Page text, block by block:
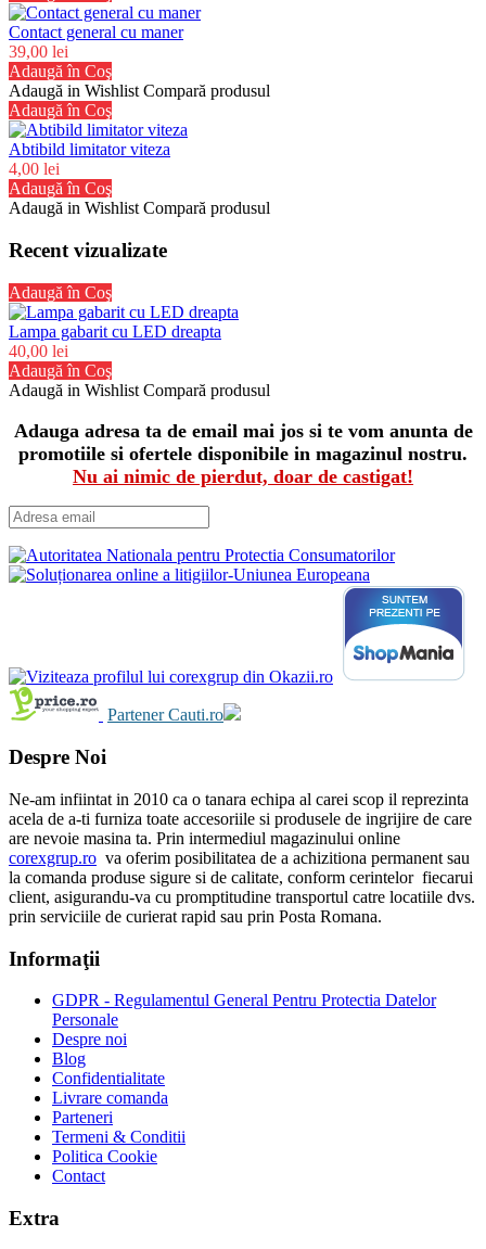
Contact general cu maner
39,00 lei
Adaugă în Coş
Adaugă in Wishlist Compară produsul
Adaugă în Coş
Abtibild limitator viteza
4,00 lei
Adaugă în Coş
Adaugă in Wishlist Compară produsul
Recent vizualizate
Adaugă în Coş
Lampa gabarit cu LED dreapta
40,00 lei
Adaugă în Coş
Adaugă in Wishlist Compară produsul
Adauga adresa ta de email mai jos si te vom anunta de
promotiile si ofertele disponibile in magazinul nostru.
Nu ai nimic de pierdut, doar de castigat!
Partener Cauti.ro
Despre Noi
Ne-am infiintat in 2010 ca o tanara echipa al carei scop il reprezinta
acela de a-ti furniza toate accesoriile si produsele de ingrijire de care
are nevoie masina ta. Prin intermediul magazinului online
corexgrup.ro va oferim posibilitatea de a achizitiona permanent sau
la comanda produse sigure si de calitate, conform cerintelor fiecarui
client, asigurandu-va cu promptitudine transportul catre locatiile dvs.
prin serviciile de curierat rapid sau prin Posta Romana.
Informaţii
GDPR - Regulamentul General Pentru Protectia Datelor
Personale
Despre noi
Blog
Confidentialitate
Livrare comanda
Parteneri
Termeni & Conditii
Politica Cookie
Contact
Extra